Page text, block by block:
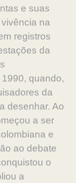
e suas
na
registros
da
quando,
da
desenhar. Ao
a ser
e
ao debate
o
a